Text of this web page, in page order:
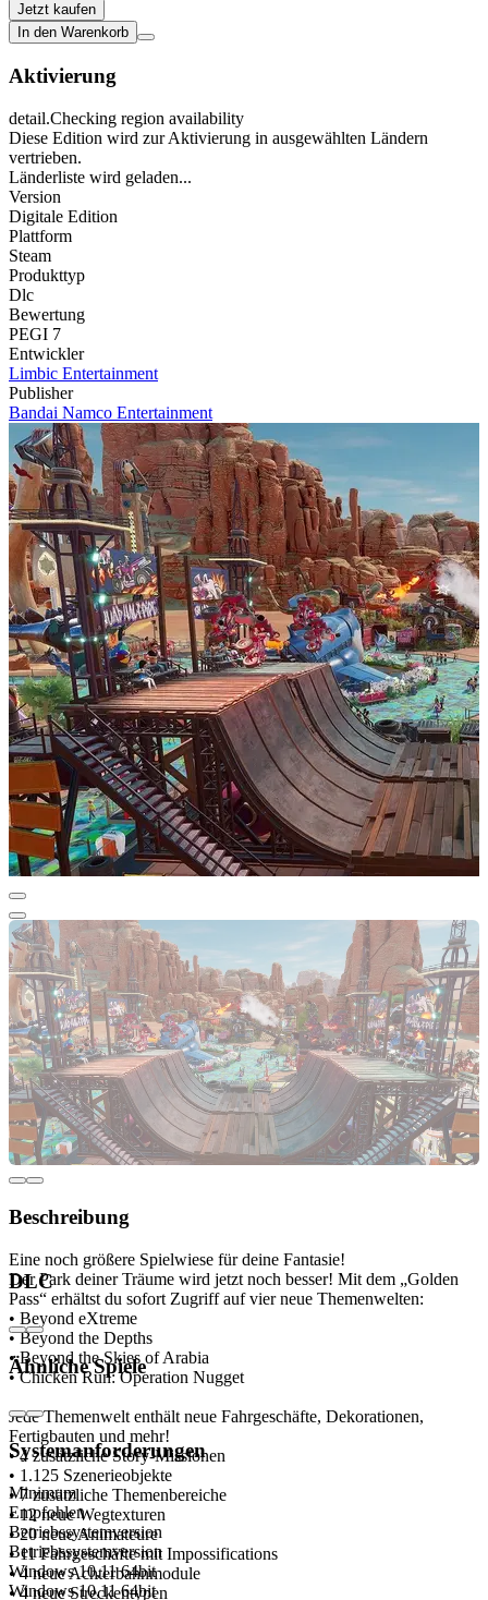
Jetzt kaufen
In den Warenkorb
Aktivierung
detail.Checking region availability
Diese Edition wird zur Aktivierung in ausgewählten Ländern
vertrieben.
Länderliste wird geladen...
Version
Digitale Edition
Plattform
Steam
Produkttyp
Dlc
Bewertung
PEGI 7
Entwickler
Limbic Entertainment
Publisher
Bandai Namco Entertainment
Beschreibung
Eine noch größere Spielwiese für deine Fantasie!
Der Park deiner Träume wird jetzt noch besser! Mit dem „Golden
Pass“ erhältst du sofort Zugriff auf vier neue Themenwelten:
• Beyond eXtreme
• Beyond the Depths
• Beyond the Skies of Arabia
• Chicken Run: Operation Nugget
Jede Themenwelt enthält neue Fahrgeschäfte, Dekorationen,
Fertigbauten und mehr!
• 4 zusätzliche Story-Missionen
• 1.125 Szenerieobjekte
• 7 zusätzliche Themenbereiche
• 12 neue Wegtexturen
• 20 neue Animateure
• 11 Fahrgeschäfte mit Impossifications
• 4 neue Achterbahnmodule
• 4 neue Streckentypen
DLC
Ähnliche Spiele
Systemanforderungen
Minimum
Empfohlen
Betriebssystemversion
Betriebssystemversion
Windows 10,11 64bit
Windows 10,11 64bit